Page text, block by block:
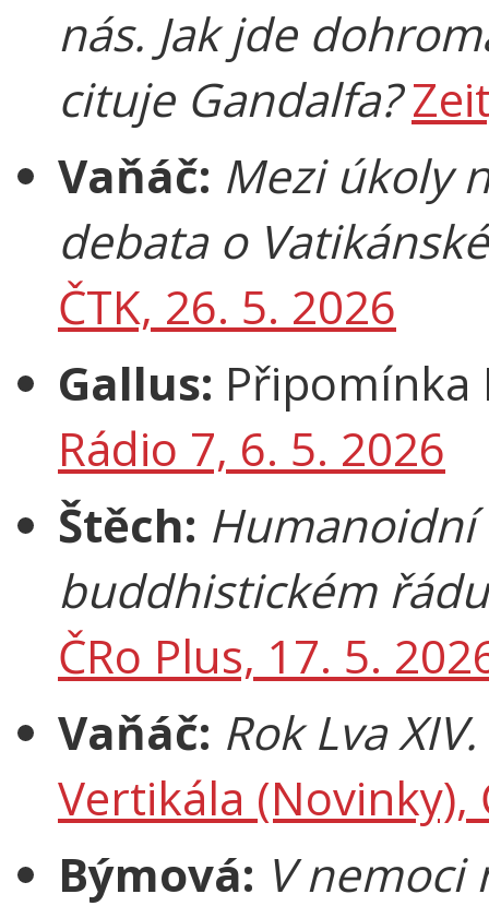
nás. Jak jde
cituje Gandalfa?
Vaňáč: Mezi úkoly
debata o
ČTK, 26. 5. 2026
Gallus:
Rádio 7, 6. 5. 2026
Štěch:
buddhistickém
ČRo Plus, 17. 5.
Vaňáč: Rok Lva
Vertikála (Novinky),
Býmová: V